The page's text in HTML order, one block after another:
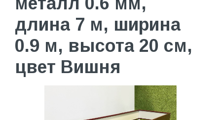
длина 7 м, ширина
0.9 м, высота 20 см,
цвет Вишня